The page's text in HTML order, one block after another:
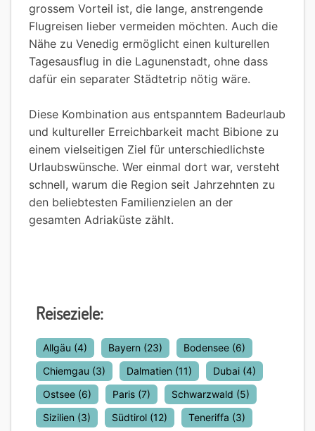
grossem Vorteil ist, die lange, anstrengende
Flugreisen lieber vermeiden möchten. Auch die
Nähe zu Venedig ermöglicht einen kulturellen
Tagesausflug in die Lagunenstadt, ohne dass
dafür ein separater Städtetrip nötig wäre.
Diese Kombination aus entspanntem Badeurlaub
und kultureller Erreichbarkeit macht Bibione zu
einem vielseitigen Ziel für unterschiedlichste
Urlaubswünsche. Wer einmal dort war, versteht
schnell, warum die Region seit Jahrzehnten zu
den beliebtesten Familienzielen an der
gesamten Adriaküste zählt.
Reiseziele:
Allgäu (4) Bayern (23) Bodensee (6)
Chiemgau (3) Dalmatien (11) Dubai (4)
Ostsee (6) Paris (7) Schwarzwald (5)
Sizilien (3) Südtirol (12) Teneriffa (3)